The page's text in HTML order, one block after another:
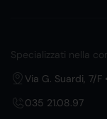
Specializzati nella
Via G. Suardi, 7/F
035 21.08.97